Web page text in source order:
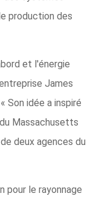
production des
et l'énergie
James
Son idée a inspiré
Massachusetts
deux agences du
pour le rayonnage